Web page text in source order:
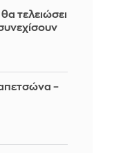
τελειώσει
–